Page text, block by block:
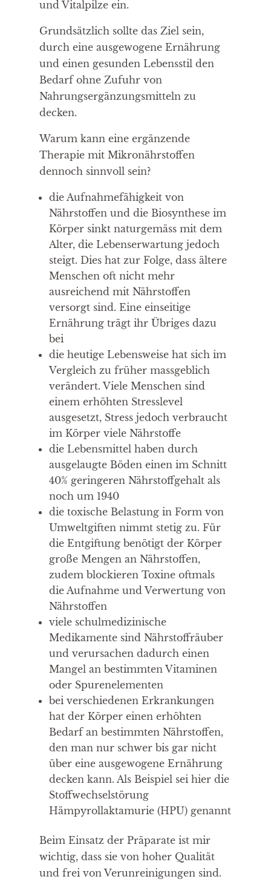
und Vitalpilze ein.
Grundsätzlich sollte das Ziel sein,
durch eine ausgewogene Ernährung
und einen gesunden Lebensstil den
Bedarf ohne Zufuhr von
Nahrungsergänzungsmitteln zu
decken.
Warum kann eine ergänzende
Therapie mit Mikronährstoffen
dennoch sinnvoll sein?
die Aufnahmefähigkeit von
Nährstoffen und die Biosynthese im
Körper sinkt naturgemäss mit dem
Alter, die Lebenserwartung jedoch
steigt. Dies hat zur Folge, dass ältere
Menschen oft nicht mehr
ausreichend mit Nährstoffen
versorgt sind. Eine einseitige
Ernährung trägt ihr Übriges dazu
bei
die heutige Lebensweise hat sich im
Vergleich zu früher massgeblich
verändert. Viele Menschen sind
einem erhöhten Stresslevel
ausgesetzt, Stress jedoch verbraucht
im Körper viele Nährstoffe
die Lebensmittel haben durch
ausgelaugte Böden einen im Schnitt
40% geringeren Nährstoffgehalt als
noch um 1940
die toxische Belastung in Form von
Umweltgiften nimmt stetig zu. Für
die Entgiftung benötigt der Körper
große Mengen an Nährstoffen,
zudem blockieren Toxine oftmals
die Aufnahme und Verwertung von
Nährstoffen
viele schulmedizinische
Medikamente sind Nährstoffräuber
und verursachen dadurch einen
Mangel an bestimmten Vitaminen
oder Spurenelementen
bei verschiedenen Erkrankungen
hat der Körper einen erhöhten
Bedarf an bestimmten Nährstoffen,
den man nur schwer bis gar nicht
über eine ausgewogene Ernährung
decken kann. Als Beispiel sei hier die
Stoffwechselstörung
Hämpyrollaktamurie (HPU) genannt
Beim Einsatz der Präparate ist mir
wichtig, dass sie von hoher Qualität
und frei von Verunreinigungen sind.